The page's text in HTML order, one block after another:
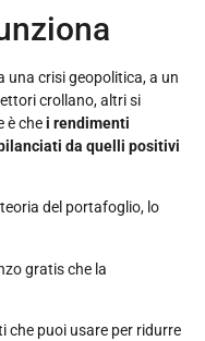
una crisi geopolitica, a un
crollano, altri si
è chei rendimenti
da quelli positivi
del portafoglio, lo
gratis che la
che puoi usare per ridurre